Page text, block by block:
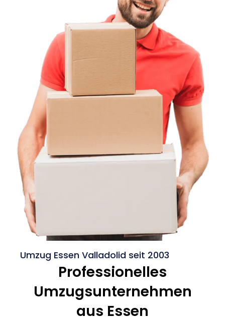
Umzug Essen Valladolid seit 2003
Professionelles
Umzugsunternehmen
aus Essen